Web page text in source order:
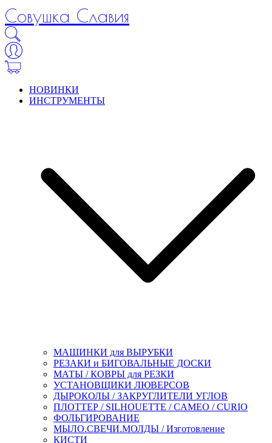
Совушка Славия
НОВИНКИ
ИНСТРУМЕНТЫ
МАШИНКИ для ВЫРУБКИ
РЕЗАКИ и БИГОВАЛЬНЫЕ ДОСКИ
МАТЫ / КОВРЫ для РЕЗКИ
УСТАНОВЩИКИ ЛЮВЕРСОВ
ДЫРОКОЛЫ / ЗАКРУГЛИТЕЛИ УГЛОВ
ПЛОТТЕР / SILHOUETTE / CAMEO / CURIO
ФОЛЬГИРОВАНИЕ
МЫЛО.СВЕЧИ.МОЛДЫ / Изготовление
КИСТИ